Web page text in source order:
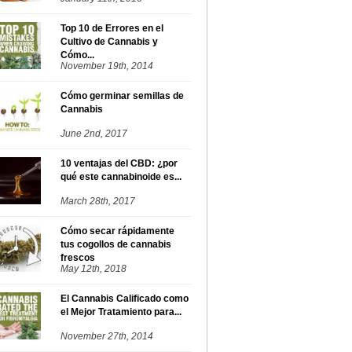
Top 10 de Errores en el
Cultivo de Cannabis y
Cómo...
November 19th, 2014
Cómo germinar semillas de
Cannabis
June 2nd, 2017
10 ventajas del CBD: ¿por
qué este cannabinoide es...
March 28th, 2017
Cómo secar rápidamente
tus cogollos de cannabis
frescos
May 12th, 2018
El Cannabis Calificado como
el Mejor Tratamiento para...
November 27th, 2014